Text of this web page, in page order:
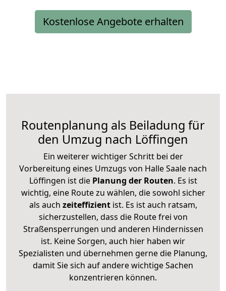
Kostenlose Angebote erhalten
Routenplanung als Beiladung für
den Umzug nach Löffingen
Ein weiterer wichtiger Schritt bei der
Vorbereitung eines Umzugs von Halle Saale nach
Löffingen ist diePlanung der Routen. Es ist
wichtig, eine Route zu wählen, die sowohl sicher
als auch zeiteffizientist. Es ist auch ratsam,
sicherzustellen, dass die Route frei von
Straßensperrungen und anderen Hindernissen
ist. Keine Sorgen, auch hier haben wir
Spezialisten und übernehmen gerne die Planung,
damit Sie sich auf andere wichtige Sachen
konzentrieren können.